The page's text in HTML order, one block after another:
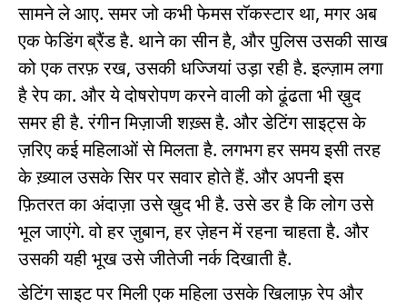
सामने ले आए. समर जो कभी फेमस रॉकस्टार था, मगर अब
एक फेडिंग ब्रैंड है. थाने का सीन है, और पुलिस उसकी साख
को एक तरफ़ रख, उसकी धज्जियां उड़ा रही है. इल्ज़ाम लगा
है रेप का. और ये दोषरोपण करने वाली को ढूंढता भी ख़ुद
समर ही है. रंगीन मिज़ाजी शख़्स है. और डेटिंग साइट्स के
ज़रिए कई महिलाओं से मिलता है. लगभग हर समय इसी तरह
के ख़्याल उसके सिर पर सवार होते हैं. और अपनी इस
फ़ितरत का अंदाज़ा उसे ख़ुद भी है. उसे डर है कि लोग उसे
भूल जाएंगे. वो हर ज़ुबान, हर ज़ेहन में रहना चाहता है. और
उसकी यही भूख उसे जीतेजी नर्क दिखाती है.
डेटिंग साइट पर मिली एक महिला उसके खिलाफ़ रेप और